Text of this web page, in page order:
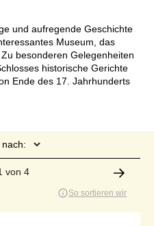
und aufregende Geschichte
Museum, das
besonderen Gelegenheiten
historische Gerichte
Ende des 17. Jahrhunderts
von 4
So sortieren wir